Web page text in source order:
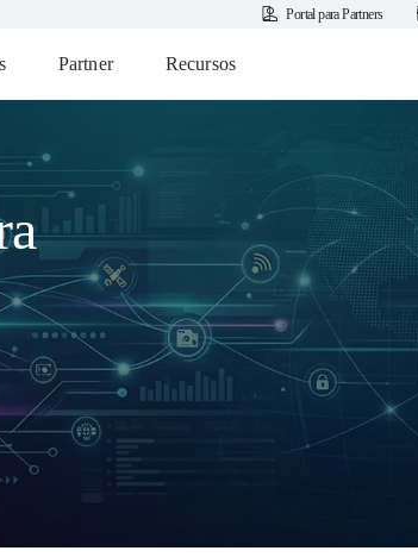
Portal para Partners
Partner Recursos